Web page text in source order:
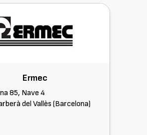
Ermec
85, Nave 4
del Vallès (Barcelona)